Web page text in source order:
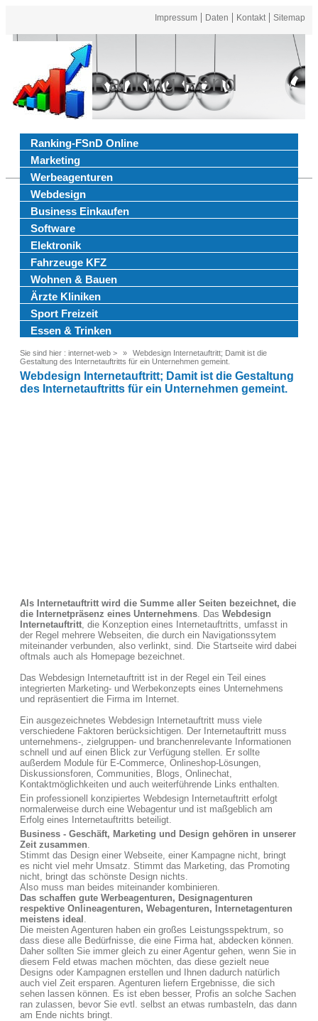
Impressum Daten Kontakt Sitemap
Ranking FSnd
Ranking-FSnD Online
Marketing
Werbeagenturen
Webdesign
Business Einkaufen
Software
Elektronik
Fahrzeuge KFZ
Wohnen & Bauen
Ärzte Kliniken
Sport Freizeit
Essen & Trinken
Sie sind hier : internet-web >
Webdesign Internetauftritt; Damit ist die
Gestaltung des Internetauftritts für ein Unternehmen gemeint.
Webdesign Internetauftritt; Damit ist die Gestaltung
des Internetauftritts für ein Unternehmen gemeint.
Als Internetauftritt wird die Summe aller Seiten bezeichnet, die
die Internetpräsenz eines Unternehmens. Das Webdesign
Internetauftritt, die Konzeption eines Internetauftritts, umfasst in
der Regel mehrere Webseiten, die durch ein Navigationssytem
miteinander verbunden, also verlinkt, sind. Die Startseite wird dabei
oftmals auch als Homepage bezeichnet.
Das Webdesign Internetauftritt ist in der Regel ein Teil eines
integrierten Marketing- und Werbekonzepts eines Unternehmens
und repräsentiert die Firma im Internet.
Ein ausgezeichnetes Webdesign Internetauftritt muss viele
verschiedene Faktoren berücksichtigen. Der Internetauftritt muss
unternehmens-, zielgruppen- und branchenrelevante Informationen
schnell und auf einen Blick zur Verfügung stellen. Er sollte
außerdem Module für E-Commerce, Onlineshop-Lösungen,
Diskussionsforen, Communities, Blogs, Onlinechat,
Kontaktmöglichkeiten und auch weiterführende Links enthalten.
Ein professionell konzipiertes Webdesign Internetauftritt erfolgt
normalerweise durch eine Webagentur und ist maßgeblich am
Erfolg eines Internetauftritts beteiligt.
Business - Geschäft, Marketing und Design gehören in unserer
Zeit zusammen.
Stimmt das Design einer Webseite, einer Kampagne nicht, bringt
es nicht viel mehr Umsatz. Stimmt das Marketing, das Promoting
nicht, bringt das schönste Design nichts.
Also muss man beides miteinander kombinieren.
Das schaffen gute Werbeagenturen, Designagenturen
respektive Onlineagenturen, Webagenturen, Internetagenturen
meistens ideal .
Die meisten Agenturen haben ein großes Leistungsspektrum, so
dass diese alle Bedürfnisse, die eine Firma hat, abdecken können.
Daher sollten Sie immer gleich zu einer Agentur gehen, wenn Sie in
diesem Feld etwas machen möchten, das diese gezielt neue
Designs oder Kampagnen erstellen und Ihnen dadurch natürlich
auch viel Zeit ersparen. Agenturen liefern Ergebnisse, die sich
sehen lassen können. Es ist eben besser, Profis an solche Sachen
ran zulassen, bevor Sie evtl. selbst an etwas rumbasteln, das dann
am Ende nichts bringt.